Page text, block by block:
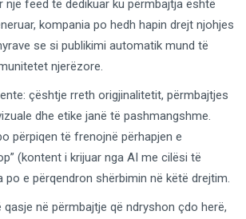
një feed të dedikuar ku përmbajtja është
kompania po hedh hapin drejt njohjes
se si publikimi automatik mund të
njerëzore.
çështje rreth origjinalitetit, përmbajtjes
dhe etike janë të pashmangshme.
përpiqen të frenojnë përhapjen e
(kontent i krijuar nga AI me cilësi të
po e përqendron shërbimin në këtë drejtim.
qasje në përmbajtje që ndryshon çdo herë,